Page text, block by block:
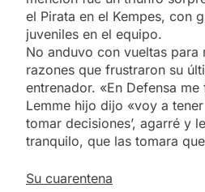
el Pirata en el Kempes, con
juveniles en el equipo.
No anduvo con vueltas para
razones que frustraron su
entrenador. «En Defensa
Lemme hijo dijo «voy a
tomar decisiones’, agarré y
tranquilo, que las tomara
Su cuarentena